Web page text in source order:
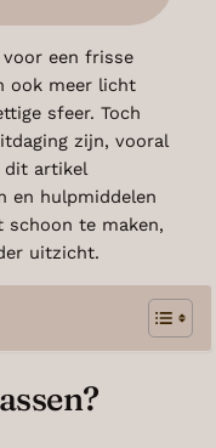
een frisse
ook meer licht
sfeer. Toch
zijn, vooral
dit artikel
en hulpmiddelen
te maken,
uitzicht.